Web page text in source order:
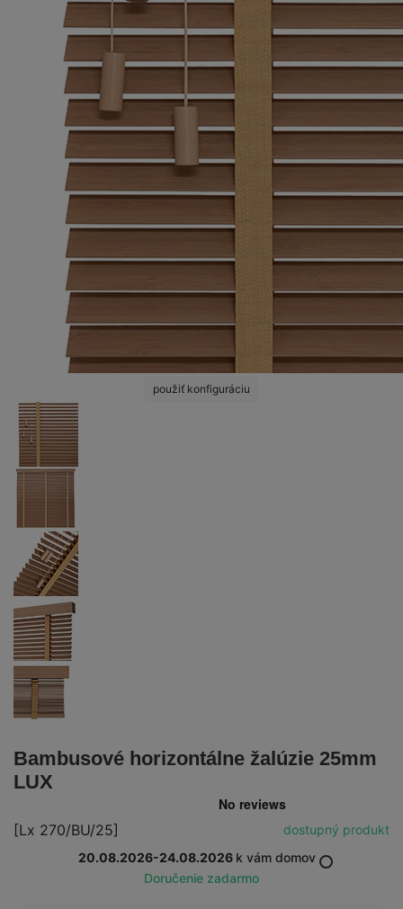
použiť konfiguráciu
Bambusové horizontálne žalúzie 25mm
LUX
[Lx 270/BU/25]
dostupný produkt
20.08.2026-24.08.2026 k vám domov
Doručenie zadarmo